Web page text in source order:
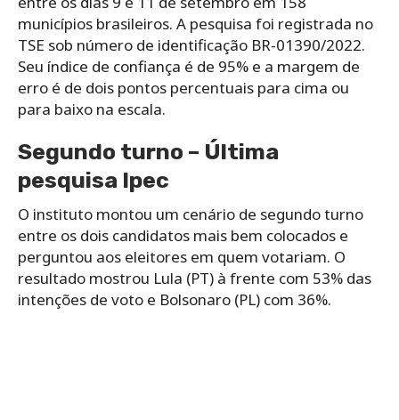
municípios brasileiros. A pesquisa foi registrada no
TSE sob número de identificação BR-01390/2022.
Seu índice de confiança é de 95% e a margem de
erro é de dois pontos percentuais para cima ou
para baixo na escala.
Segundo turno – Última
pesquisa Ipec
O instituto montou um cenário de segundo turno
entre os dois candidatos mais bem colocados e
perguntou aos eleitores em quem votariam. O
resultado mostrou Lula (PT) à frente com 53% das
intenções de voto e Bolsonaro (PL) com 36%.